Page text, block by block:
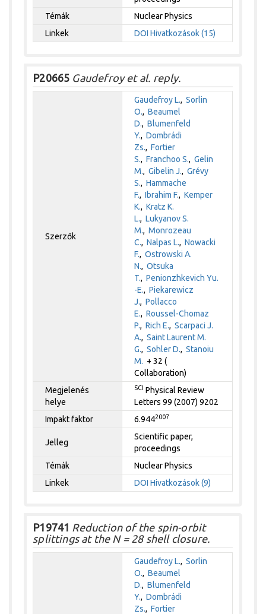
Témák
Nuclear Physics
Linkek
DOI Hivatkozások (15)
P20665 Gaudefroy et al. reply.
Szerzők
Gaudefroy L.,Sorlin
O.,Beaumel
D.,Blumenfeld
Y.,Dombrádi
Zs.,Fortier
S.,Franchoo S.,Gelin
M.,Gibelin J.,Grévy
S.,Hammache
F.,Ibrahim F.,Kemper
K.,Kratz K.
L.,Lukyanov S.
M.,Monrozeau
C.,Nalpas L.,Nowacki
F.,Ostrowski A.
N.,Otsuka
T.,Penionzhkevich Yu.
-E.,Piekarewicz
J.,Pollacco
E.,Roussel-Chomaz
P.,Rich E.,Scarpaci J.
A.,Saint Laurent M.
G.,Sohler D.,Stanoiu
M. + 32 (
Collaboration)
Megjelenés
helye
SCI Physical Review
Letters 99 (2007) 9202
Impakt faktor
6.9442007
Jelleg
Scientific paper,
proceedings
Témák
Nuclear Physics
Linkek
DOI Hivatkozások (9)
P19741 Reduction of the spin-orbit
splittings at the N = 28 shell closure.
Gaudefroy L.,Sorlin
O.,Beaumel
D.,Blumenfeld
Y.,Dombrádi
Zs.,Fortier